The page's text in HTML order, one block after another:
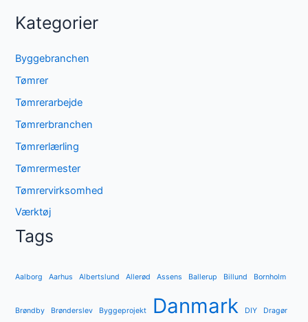
Kategorier
Byggebranchen
Tømrer
Tømrerarbejde
Tømrerbranchen
Tømrerlærling
Tømrermester
Tømrervirksomhed
Værktøj
Tags
Aalborg Aarhus Albertslund Allerød Assens Ballerup Billund Bornholm
Brøndby Brønderslev Byggeprojekt Danmark DIY Dragør